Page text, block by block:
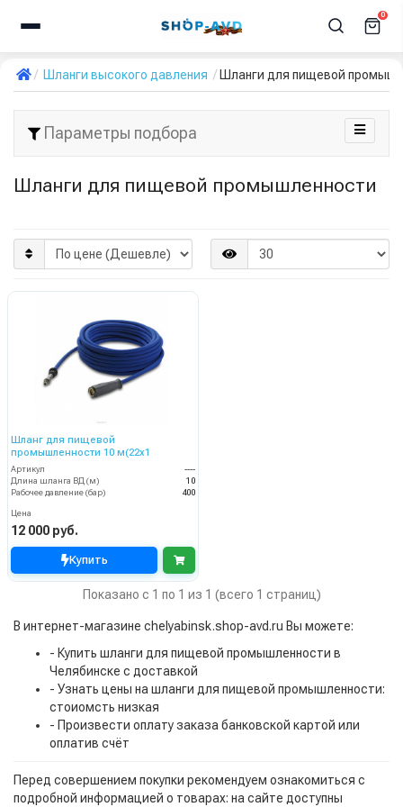
0
Шланги высокого давления Шланги для пищевой
Параметры подбора
Шланги для пищевой промышленности
Шланг для пищевой
промышленности 10 м(22x1
Артикул
----
Длина шланга ВД (м)
10
Рабочее давление (бар)
400
Цена
12 000 руб.
Купить
Показано с 1 по 1 из 1 (всего 1 страниц)
В интернет-магазине chelyabinsk.shop-avd.ru Вы можете:
- Купить шланги для пищевой промышленности в
Челябинске с доставкой
- Узнать цены на шланги для пищевой промышленности:
стоиомсть низкая
- Произвести оплату заказа банковской картой или
оплатив счёт
Перед совершением покупки рекомендуем ознакомиться с
подробной информацией о товарах: на сайте доступны